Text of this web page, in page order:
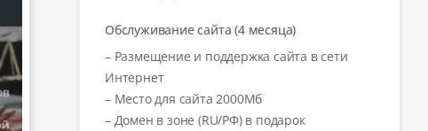
Обслуживание сайта (4 месяца)
– Размещение и поддержка сайта в сети
Интернет
– Место для сайта 2000Мб
– Домен в зоне (RU/РФ) в подарок